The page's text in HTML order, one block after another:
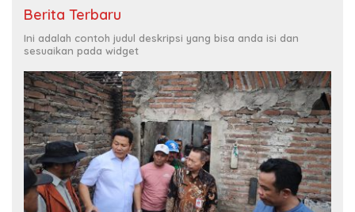
Berita Terbaru
Ini adalah contoh judul deskripsi yang bisa anda isi dan
sesuaikan pada widget